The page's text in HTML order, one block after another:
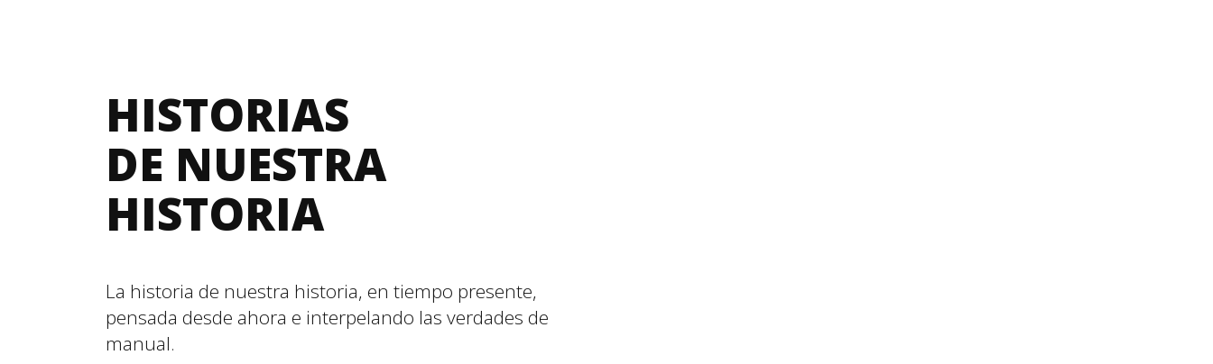
HISTORIAS
DE NUESTRA
HISTORIA
La historia de nuestra historia, en tiempo presente,
pensada desde ahora e interpelando las verdades de
manual.